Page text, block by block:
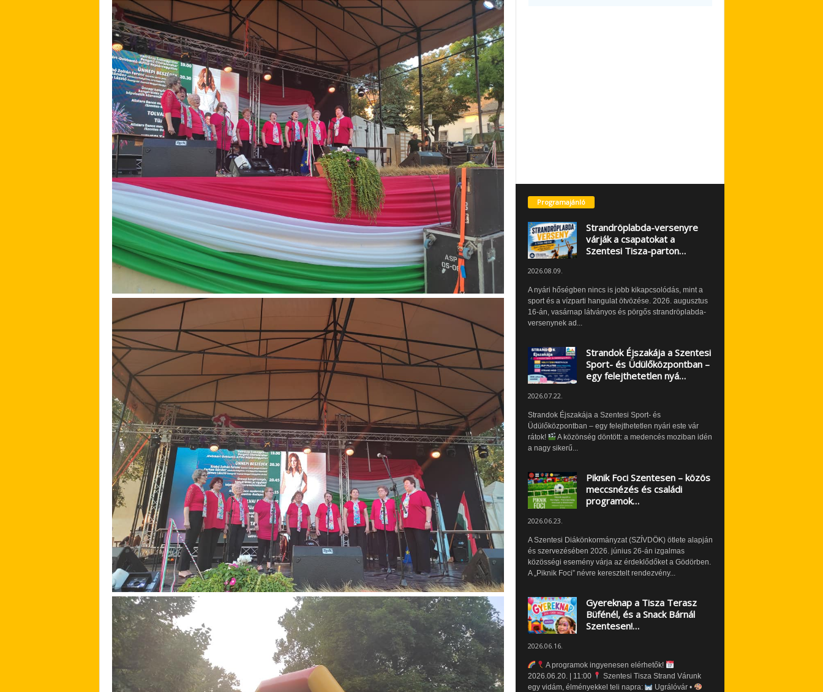
Programajánló
Strandröplabda-versenyre
várják a csapatokat a
Szentesi Tisza-parton…
2026.08.09.
A nyári hőségben nincs is jobb kikapcsolódás, mint a
sport és a vízparti hangulat ötvözése. 2026. augusztus
16-án, vasárnap látványos és pörgős strandröplabda-
versenynek ad...
Strandok Éjszakája a Szentesi
Sport- és Üdülőközpontban –
egy felejthetetlen nyá…
2026.07.22.
Strandok Éjszakája a Szentesi Sport- és
Üdülőközpontban – egy felejthetetlen nyári este vár
rátok!
A közönség döntött: a medencés moziban idén
a nagy sikerű...
Piknik Foci Szentesen – közös
meccsnézés és családi
programok…
2026.06.23.
A Szentesi Diákönkormányzat (SZÍVDÖK) ötlete alapján
és szervezésében 2026. június 26-án izgalmas
közösségi esemény várja az érdeklődőket a Gödörben.
A „Piknik Foci” névre keresztelt rendezvény...
Gyereknap a Tisza Terasz
Büfénél, és a Snack Bárnál
Szentesen!…
2026.06.16.
A programok ingyenesen elérhetők!
2026.06.20. | 11:00
Szentesi Tisza Strand Várunk
egy vidám, élményekkel teli napra:
Ugrálóvár •